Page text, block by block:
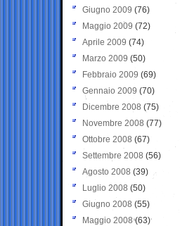
Giugno 2009 (76)
Maggio 2009 (72)
Aprile 2009 (74)
Marzo 2009 (50)
Febbraio 2009 (69)
Gennaio 2009 (70)
Dicembre 2008 (75)
Novembre 2008 (77)
Ottobre 2008 (67)
Settembre 2008 (56)
Agosto 2008 (39)
Luglio 2008 (50)
Giugno 2008 (55)
Maggio 2008(63)